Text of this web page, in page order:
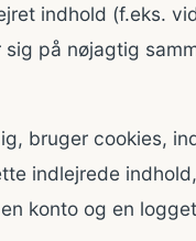
indhold (f.eks.
på nøjagtig
bruger cookies,
indlejrede
konto og en